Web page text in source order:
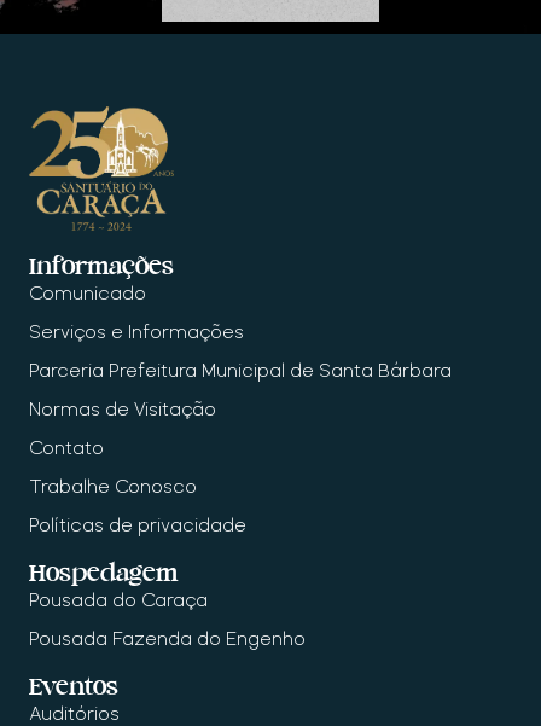
Informações
Comunicado
Serviços e Informações
Parceria Prefeitura Municipal de Santa Bárbara
Normas de Visitação
Contato
Trabalhe Conosco
Políticas de privacidade
Hospedagem
Pousada do Caraça
Pousada Fazenda do Engenho
Eventos
Auditórios